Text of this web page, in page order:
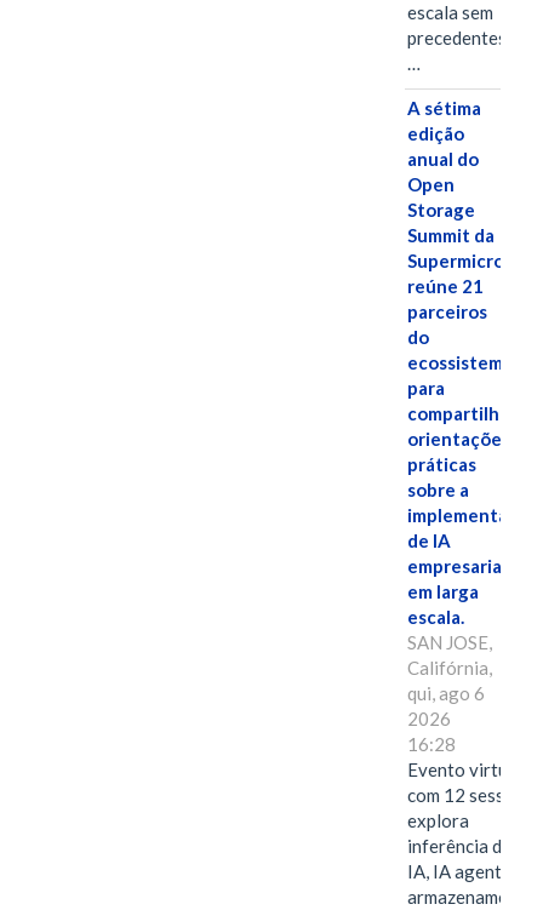
escala sem
…
A sétima
edição
anual do
Open
Storage
Summit da
Supermicro
reúne 21
parceiros
do
ecossistema
para
compartilhar
orientações
práticas
sobre a
implementação
de IA
empresarial
em larga
escala.
SAN JOSE,
Califórnia,
qui, ago 6
2026
16:28
Evento virtual
com 12 sessões
explora
inferência de
IA, IA agentiva,
armazenamento